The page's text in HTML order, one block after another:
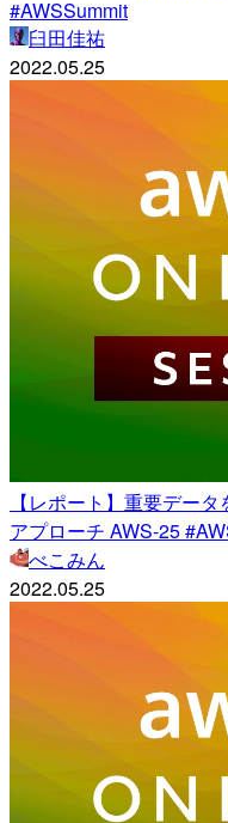
#AWSSummit
臼田佳祐
2022.05.25
【レポート】重要デー
アプローチ AWS-25
べこみん
2022.05.25